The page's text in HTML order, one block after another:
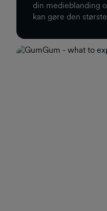
din medieblanding
kan gøre den